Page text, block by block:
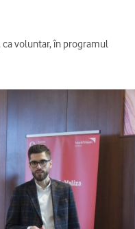
ca voluntar, în programul